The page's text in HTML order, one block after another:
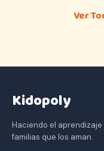
Ver
Kidopoly
Haciendo el
familias que los aman.